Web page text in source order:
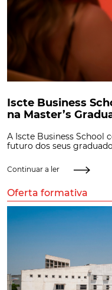
Iscte Business
na Master’s
A Iscte Business School
futuro dos seus
Continuar a ler
Oferta formativa